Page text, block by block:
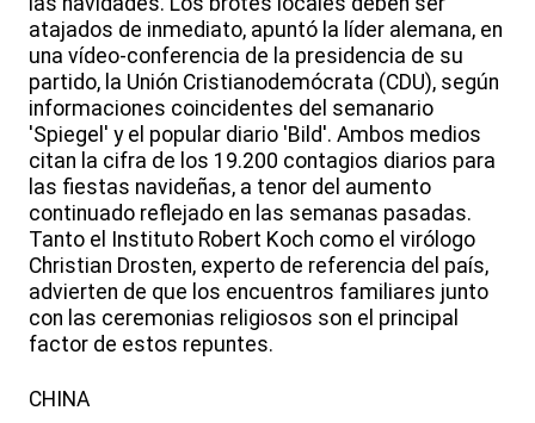
atajados de inmediato, apuntó la líder alemana, en
una vídeo-conferencia de la presidencia de su
partido, la Unión Cristianodemócrata (CDU), según
informaciones coincidentes del semanario
'Spiegel' y el popular diario 'Bild'. Ambos medios
citan la cifra de los 19.200 contagios diarios para
las fiestas navideñas, a tenor del aumento
continuado reflejado en las semanas pasadas.
Tanto el Instituto Robert Koch como el virólogo
Christian Drosten, experto de referencia del país,
advierten de que los encuentros familiares junto
con las ceremonias religiosos son el principal
factor de estos repuntes.
CHINA